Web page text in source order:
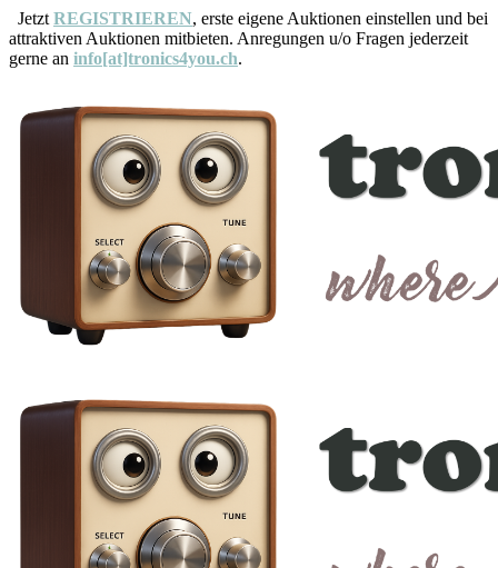
Jetzt REGISTRIEREN, erste eigene Auktionen einstellen und bei
attraktiven Auktionen mitbieten. Anregungen u/o Fragen jederzeit
gerne an info[at]tronics4you.ch.